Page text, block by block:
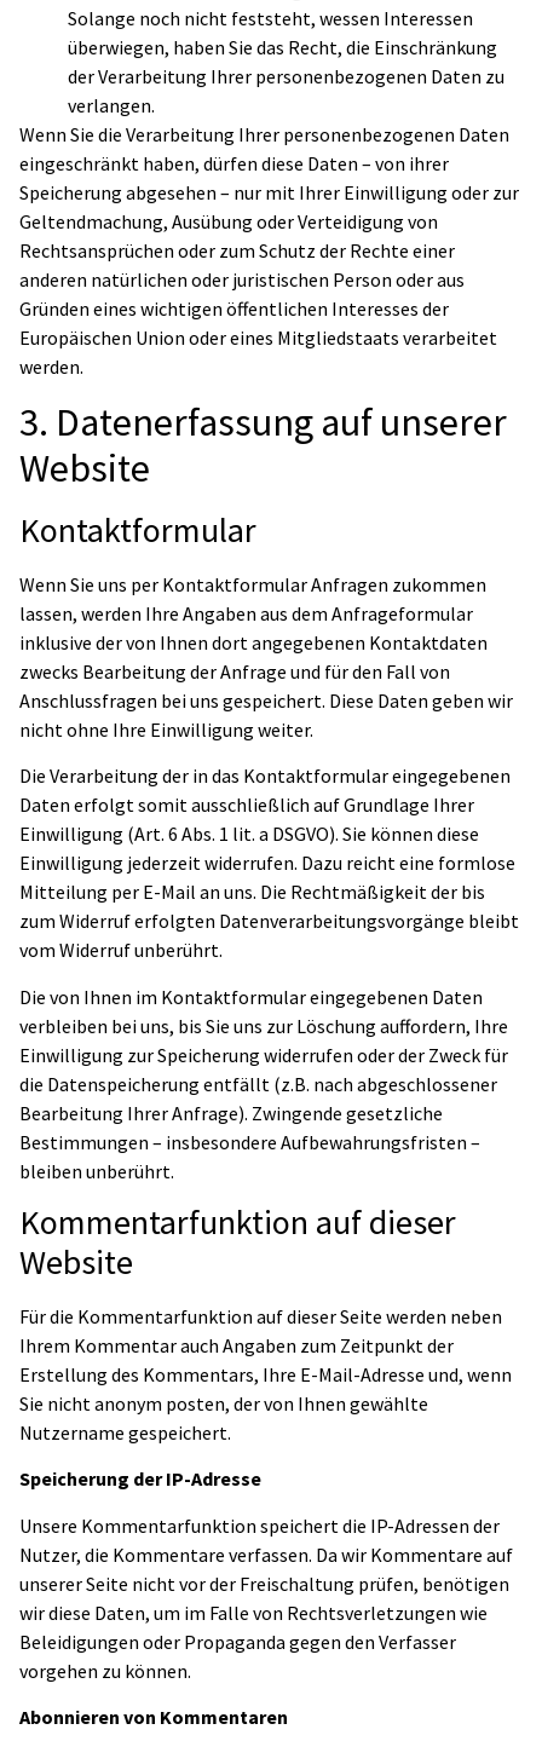
Solange noch nicht feststeht, wessen Interessen
überwiegen, haben Sie das Recht, die Einschränkung
der Verarbeitung Ihrer personenbezogenen Daten zu
verlangen.
Wenn Sie die Verarbeitung Ihrer personenbezogenen Daten
eingeschränkt haben, dürfen diese Daten – von ihrer
Speicherung abgesehen – nur mit Ihrer Einwilligung oder zur
Geltendmachung, Ausübung oder Verteidigung von
Rechtsansprüchen oder zum Schutz der Rechte einer
anderen natürlichen oder juristischen Person oder aus
Gründen eines wichtigen öffentlichen Interesses der
Europäischen Union oder eines Mitgliedstaats verarbeitet
werden.
3. Datenerfassung auf unserer
Website
Kontaktformular
Wenn Sie uns per Kontaktformular Anfragen zukommen
lassen, werden Ihre Angaben aus dem Anfrageformular
inklusive der von Ihnen dort angegebenen Kontaktdaten
zwecks Bearbeitung der Anfrage und für den Fall von
Anschlussfragen bei uns gespeichert. Diese Daten geben wir
nicht ohne Ihre Einwilligung weiter.
Die Verarbeitung der in das Kontaktformular eingegebenen
Daten erfolgt somit ausschließlich auf Grundlage Ihrer
Einwilligung (Art. 6 Abs. 1 lit. a DSGVO). Sie können diese
Einwilligung jederzeit widerrufen. Dazu reicht eine formlose
Mitteilung per E-Mail an uns. Die Rechtmäßigkeit der bis
zum Widerruf erfolgten Datenverarbeitungsvorgänge bleibt
vom Widerruf unberührt.
Die von Ihnen im Kontaktformular eingegebenen Daten
verbleiben bei uns, bis Sie uns zur Löschung auffordern, Ihre
Einwilligung zur Speicherung widerrufen oder der Zweck für
die Datenspeicherung entfällt (z.B. nach abgeschlossener
Bearbeitung Ihrer Anfrage). Zwingende gesetzliche
Bestimmungen – insbesondere Aufbewahrungsfristen –
bleiben unberührt.
Kommentarfunktion auf dieser
Website
Für die Kommentarfunktion auf dieser Seite werden neben
Ihrem Kommentar auch Angaben zum Zeitpunkt der
Erstellung des Kommentars, Ihre E-Mail-Adresse und, wenn
Sie nicht anonym posten, der von Ihnen gewählte
Nutzername gespeichert.
Speicherung der IP-Adresse
Unsere Kommentarfunktion speichert die IP-Adressen der
Nutzer, die Kommentare verfassen. Da wir Kommentare auf
unserer Seite nicht vor der Freischaltung prüfen, benötigen
wir diese Daten, um im Falle von Rechtsverletzungen wie
Beleidigungen oder Propaganda gegen den Verfasser
vorgehen zu können.
Abonnieren von Kommentaren